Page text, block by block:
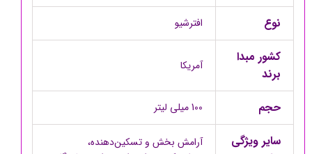
نوع افترشیو
کشور مبدا
برند
آمریکا
حجم 100 میلی لیتر
سایر ویژگی
آرامش بخش و تسکین‌دهنده،